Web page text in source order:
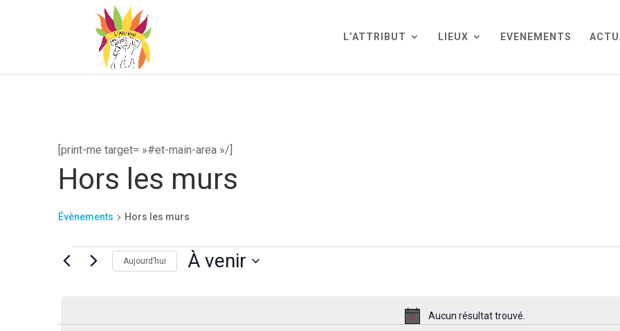
L’ATTRIBUT LIEUX EVENEMENTS
[print-me target= »#et-main-area »/]
Hors les murs
Évènements Hors les murs
Évènements
Notice
Aucun résultat trouvé.
Aujourd’hui À venir